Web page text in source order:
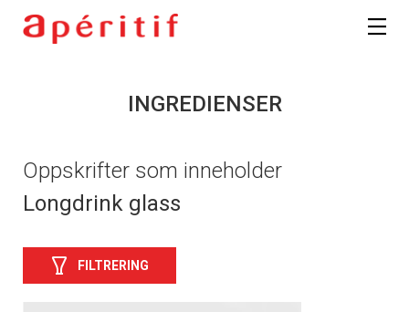
INGREDIENSER
Oppskrifter som inneholder
Longdrink glass
FILTRERING